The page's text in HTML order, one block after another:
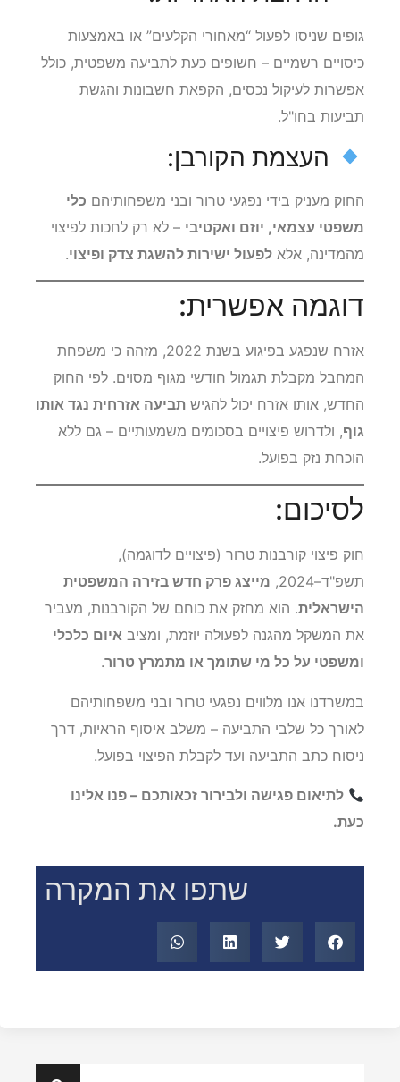
גופים שניסו לפעול “מאחורי הקלעים” או באמצעות
כיסויים רשמיים – חשופים כעת לתביעה משפטית, כולל
אפשרות לעיקול נכסים, הקפאת חשבונות והגשת
תביעות בחו"ל.
העצמת הקורבן:
החוק מעניק בידי נפגעי טרור ובני משפחותיהם כלי
משפטי עצמאי, יוזם ואקטיבי – לא רק לחכות לפיצוי
מהמדינה, אלא לפעול ישירות להשגת צדק ופיצוי.
דוגמה אפשרית:
אזרח שנפגע בפיגוע בשנת 2022, מזהה כי משפחת
המחבל מקבלת תגמול חודשי מגוף מסוים. לפי החוק
החדש, אותו אזרח יכול להגיש תביעה אזרחית נגד אותו
גוף, ולדרוש פיצויים בסכומים משמעותיים – גם ללא
הוכחת נזק בפועל.
לסיכום:
חוק פיצוי קורבנות טרור (פיצויים לדוגמה),
תשפ"ד–2024,
מייצג פרק חדש בזירה המשפטית
הישראלית. הוא מחזק את כוחם של הקורבנות, מעביר
את המשקל מהגנה לפעולה יוזמת, ומציב איום כלכלי
ומשפטי על כל מי שתומך או מתמרץ טרור.
במשרדנו אנו מלווים נפגעי טרור ובני משפחותיהם
לאורך כל שלבי התביעה – משלב איסוף הראיות, דרך
ניסוח כתב התביעה ועד לקבלת הפיצוי בפועל.
לתיאום פגישה ולבירור זכאותכם – פנו אלינו
כעת.
שתפו את המקרה